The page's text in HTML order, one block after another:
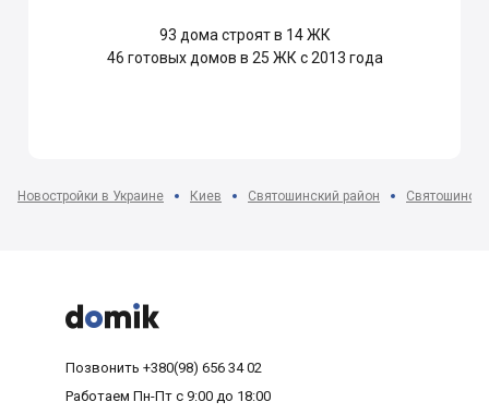
93 дома строят в 14 ЖК
46 готовых домов в 25 ЖК с 2013 года
Новостройки в Украине Киев Святошинский район Святошино



Позвонить +380(98) 656 34 02
Работаем Пн-Пт с 9:00 до 18:00